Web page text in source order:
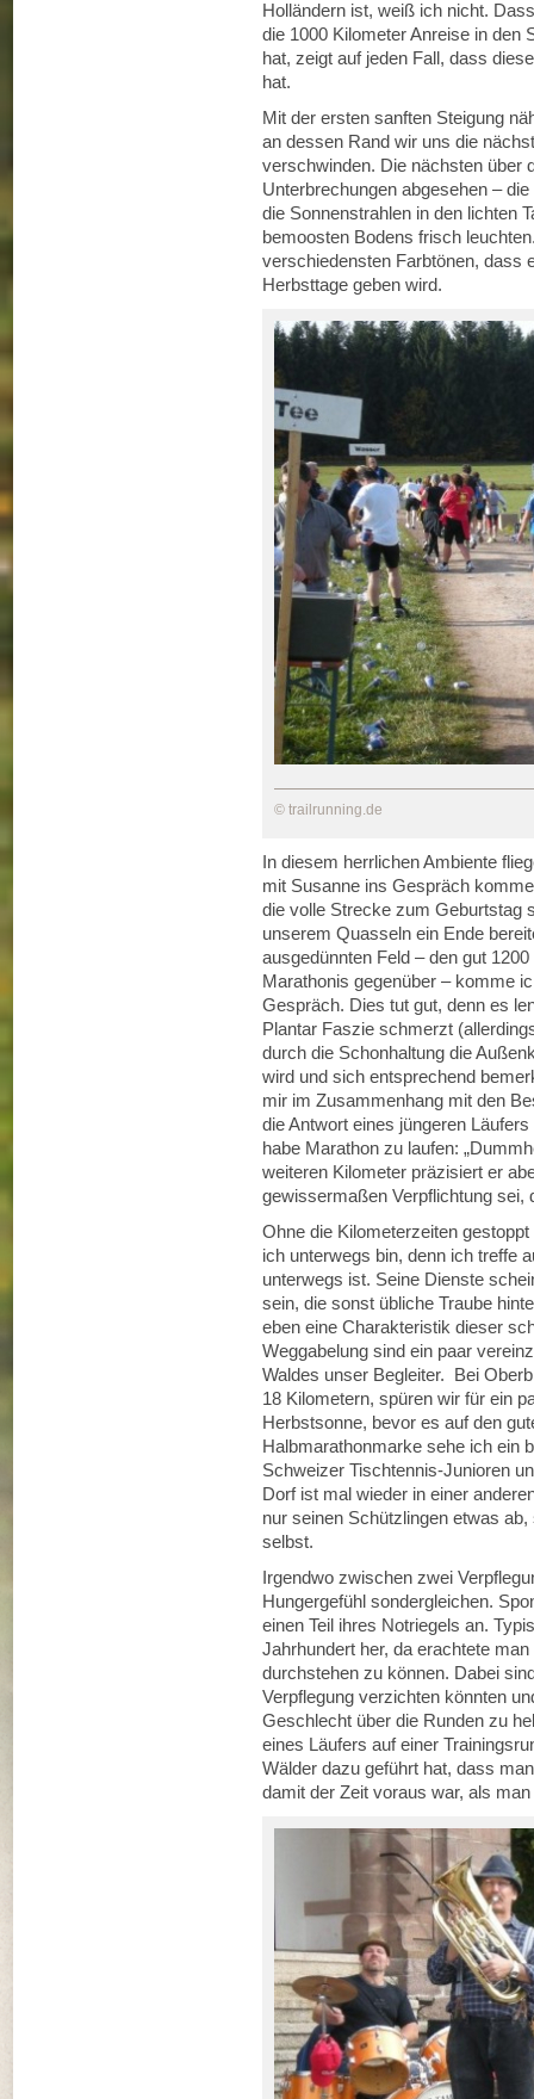
Holländern ist, weiß ich nicht.
die 1000 Kilometer Anreise in den
hat, zeigt auf jeden Fall, dass
hat.
Mit der ersten sanften Steigung
an dessen Rand wir uns die
verschwinden. Die nächsten über
Unterbrechungen abgesehen –
die Sonnenstrahlen in den lichten
bemoosten Bodens frisch
verschiedensten Farbtönen, dass
Herbsttage geben wird.
© trailrunning.de
In diesem herrlichen Ambiente
mit Susanne ins Gespräch
die volle Strecke zum Geburtstag
unserem Quasseln ein Ende
ausgedünnten Feld – den gut
Marathonis gegenüber – komme
Gespräch. Dies tut gut, denn es
Plantar Faszie schmerzt
durch die Schonhaltung die
wird und sich entsprechend
mir im Zusammenhang mit den
die Antwort eines jüngeren
habe Marathon zu laufen:
weiteren Kilometer präzisiert er
gewissermaßen Verpflichtung sei,
Ohne die Kilometerzeiten
ich unterwegs bin, denn ich treffe
unterwegs ist. Seine Dienste
sein, die sonst übliche Traube
eben eine Charakteristik dieser
Weggabelung sind ein paar
Waldes unser Begleiter. Bei
18 Kilometern, spüren wir für ein
Herbstsonne, bevor es auf den
Halbmarathonmarke sehe ich ein
Schweizer Tischtennis-Junioren
Dorf ist mal wieder in einer
nur seinen Schützlingen etwas
selbst.
Irgendwo zwischen zwei
Hungergefühl sondergleichen.
einen Teil ihres Notriegels an.
Jahrhundert her, da erachtete
durchstehen zu können. Dabei
Verpflegung verzichten könnten
Geschlecht über die Runden zu
eines Läufers auf einer
Wälder dazu geführt hat, dass
damit der Zeit voraus war, als